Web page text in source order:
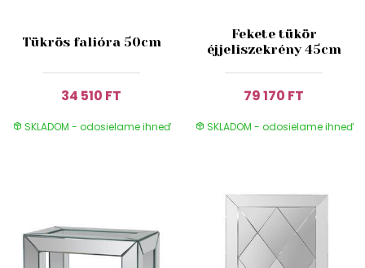
Tükrös falióra 50cm
34 510 FT
SKLADOM - odosielame ihneď
Fekete tükör
éjjeliszekrény 45cm
79 170 FT
SKLADOM - odosielame ihneď